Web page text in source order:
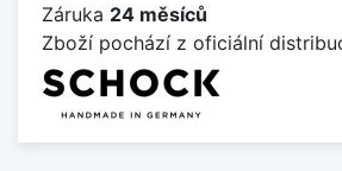
Záruka 24 měsíců
Zboží pochází z oficiální